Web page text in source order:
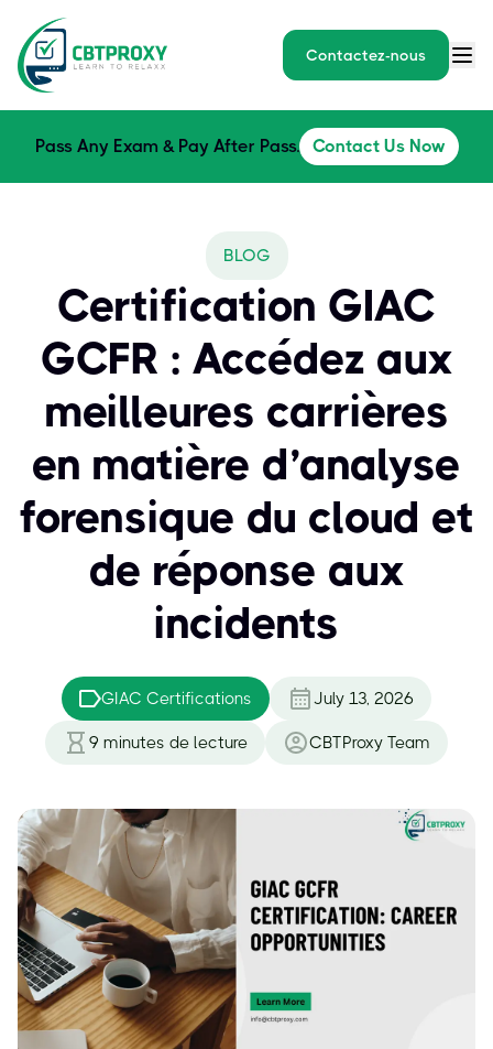
Contactez-nous
Pass Any Exam & Pay After Pass. Contact Us Now
BLOG
Certification GIAC
GCFR : Accédez aux
meilleures carrières
en matière d’analyse
forensique du cloud et
de réponse aux
incidents
GIAC Certifications July 13, 2026
9 minutes de lecture CBTProxy Team